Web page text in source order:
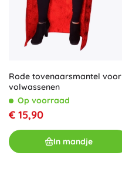
Rode tovenaarsmantel voor
volwassenen
Op voorraad
€ 15,90
In mandje